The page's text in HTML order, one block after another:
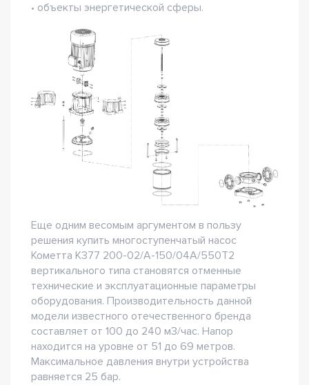
• объекты энергетической сферы.
Еще одним весомым аргументом в пользу
решения купить многоступенчатый насос
Кометта К377 200-02/А-150/04А/550Т2
вертикального типа становятся отменные
технические и эксплуатационные параметры
оборудования. Производительность данной
модели известного отечественного бренда
составляет от 100 до 240 м3/час. Напор
находится на уровне от 51 до 69 метров.
Максимальное давления внутри устройства
равняется 25 бар.